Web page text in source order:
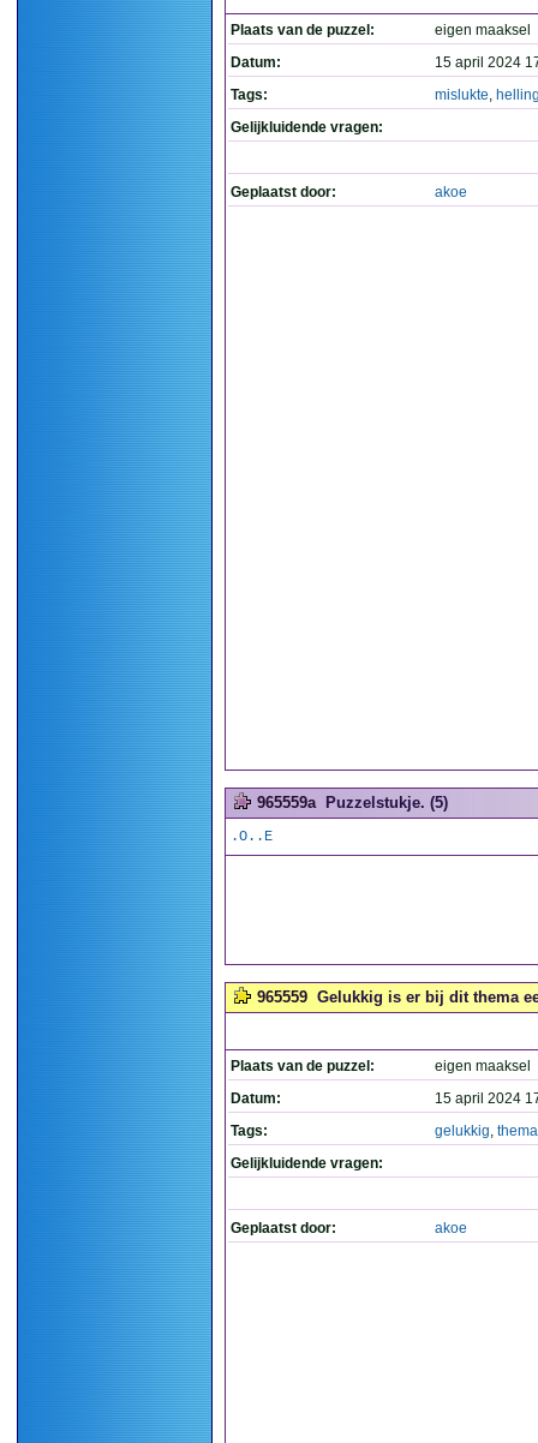
Plaats van de puzzel:
eigen maaksel
Datum:
15 april 2024
Tags:
mislukte,
Gelijkluidende vragen:
Geplaatst door: akoe
965559a Puzzelstukje. (5)
.O..E
965559 Gelukkig is er bij dit thema
Plaats van de puzzel:
eigen maaksel
Datum:
15 april 2024
Tags:
gelukkig, thema
Gelijkluidende vragen:
Geplaatst door: akoe